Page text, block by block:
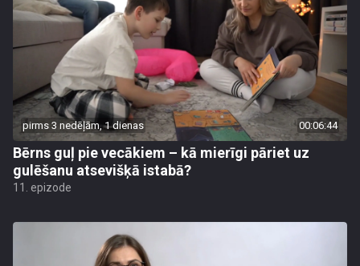
pirms 3 nedēļām, 1 dienas 00:06:44
Bērns guļ pie vecākiem – kā mierīgi pāriet uz
gulēšanu atsevišķā istabā?
11. epizode